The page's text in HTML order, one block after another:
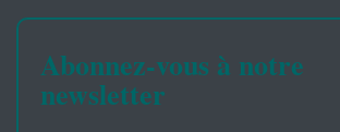
Abonnez-vous à notre
newsletter